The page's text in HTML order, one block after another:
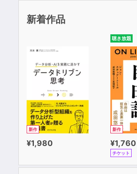
新着作品
新作
¥1,980
聴き放題
新作
¥1,760
チケット